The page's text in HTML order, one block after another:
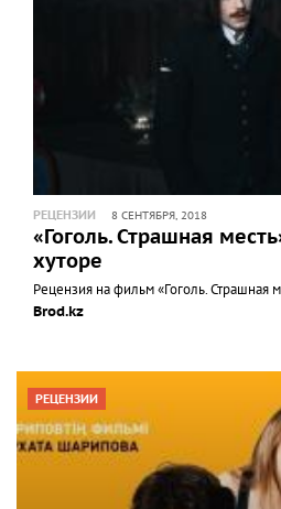
РЕЦЕНЗИИ 8 СЕНТЯБРЯ, 2018
«Гоголь. Страшная
хуторе
Рецензия на фильм «Гоголь. Страшная
Brod.kz
РЕЦЕНЗИИ